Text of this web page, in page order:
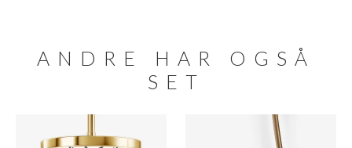
ANDRE HAR OGSÅ
SET